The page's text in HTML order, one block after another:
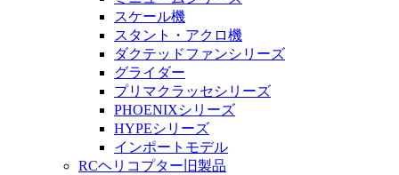
スケール機
スタント・アクロ機
ダクテッドファンシリーズ
グライダー
プリマクラッセシリーズ
PHOENIXシリーズ
HYPEシリーズ
インポートモデル
RCヘリコプター旧製品